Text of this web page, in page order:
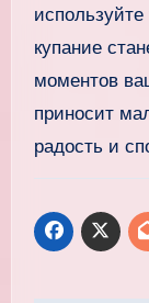
купание
моментов
приносит
радость и